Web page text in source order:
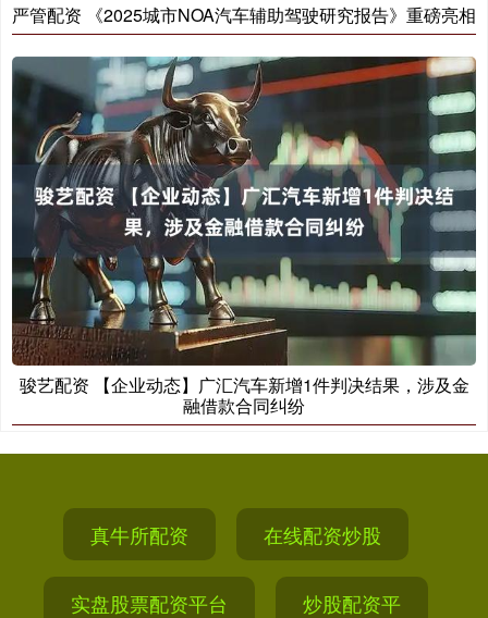
严管配资 《2025城市NOA汽车辅助驾驶研究报告》重磅亮相
骏艺配资 【企业动态】广汇汽车新增1件判决结果，涉及金
融借款合同纠纷
真牛所配资 在线配资炒股
实盘股票配资平台 炒股配资平